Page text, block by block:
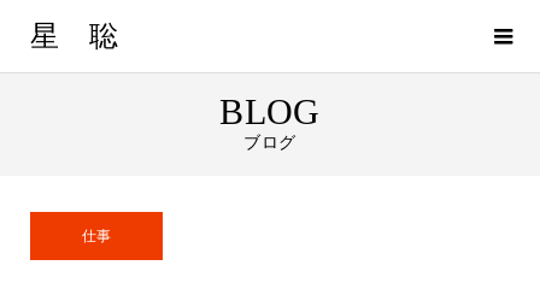
星 聡
BLOG
ブログ
仕事